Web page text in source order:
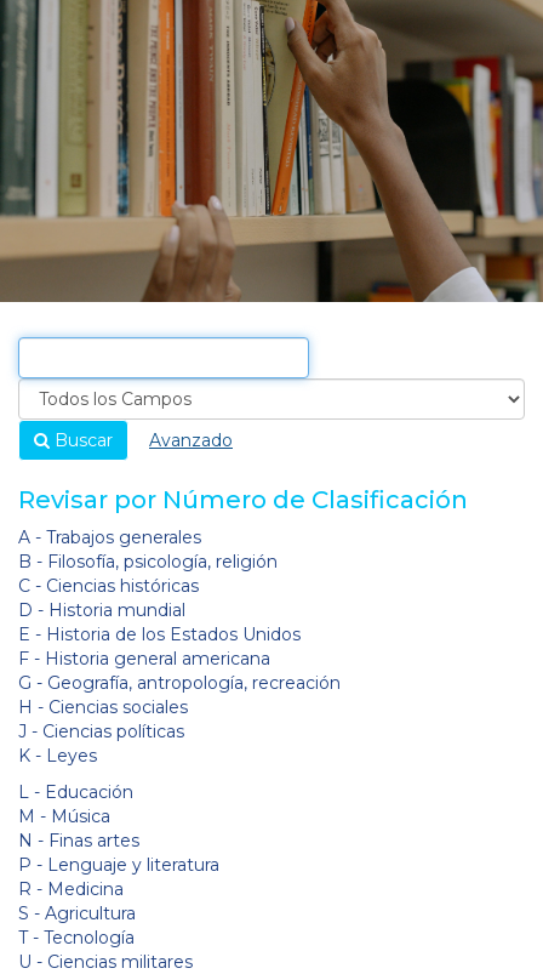
Buscar Avanzado
Revisar por Número de Clasificación
A - Trabajos generales
B - Filosofía, psicología, religión
C - Ciencias históricas
D - Historia mundial
E - Historia de los Estados Unidos
F - Historia general americana
G - Geografía, antropología, recreación
H - Ciencias sociales
J - Ciencias políticas
K - Leyes
L - Educación
M - Música
N - Finas artes
P - Lenguaje y literatura
R - Medicina
S - Agricultura
T - Tecnología
U - Ciencias militares